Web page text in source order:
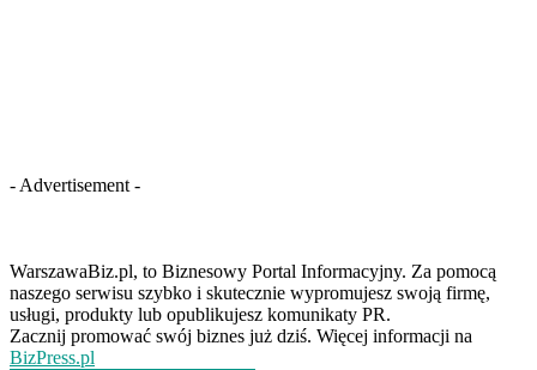
- Advertisement -
WarszawaBiz.pl, to Biznesowy Portal Informacyjny. Za pomocą
naszego serwisu szybko i skutecznie wypromujesz swoją firmę,
usługi, produkty lub opublikujesz komunikaty PR.
Zacznij promować swój biznes już dziś. Więcej informacji na
BizPress.pl